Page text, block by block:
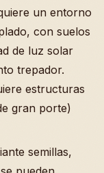
un entorno
con suelos
de luz solar
trepador.
estructuras
gran porte)
semillas,